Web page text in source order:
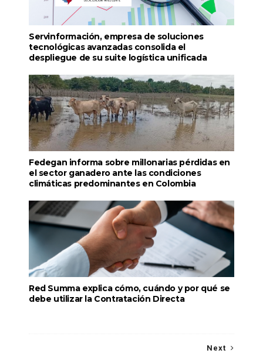
Servinformación, empresa de soluciones
tecnológicas avanzadas consolida el
despliegue de su suite logística unificada
Fedegan informa sobre millonarias pérdidas en
el sector ganadero ante las condiciones
climáticas predominantes en Colombia
Red Summa explica cómo, cuándo y por qué se
debe utilizar la Contratación Directa
Next